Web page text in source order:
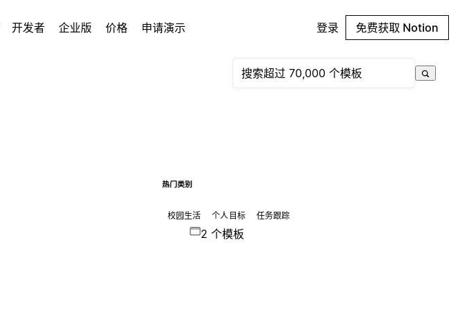
开发者 企业版 价格 申请演示 登录 免费获取 Notion
热门类别
校园生活 个人目标 任务跟踪
2 个模板